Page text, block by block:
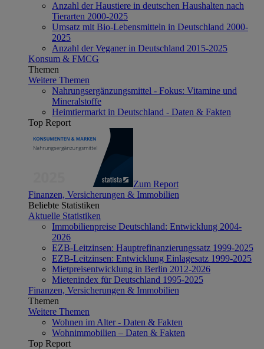
Anzahl der Haustiere in deutschen Haushalten nach
Tierarten 2000-2025
Umsatz mit Bio-Lebensmitteln in Deutschland 2000-
2025
Anzahl der Veganer in Deutschland 2015-2025
Konsum & FMCG
Themen
Weitere Themen
Nahrungsergänzungsmittel - Fokus: Vitamine und
Mineralstoffe
Heimtiermarkt in Deutschland - Daten & Fakten
Top Report
Zum Report
Finanzen, Versicherungen & Immobilien
Beliebte Statistiken
Aktuelle Statistiken
Immobilienpreise Deutschland: Entwicklung 2004-
2026
EZB-Leitzinsen: Hauptrefinanzierungssatz 1999-2025
EZB-Leitzinsen: Entwicklung Einlagesatz 1999-2025
Mietpreisentwicklung in Berlin 2012-2026
Mietenindex für Deutschland 1995-2025
Finanzen, Versicherungen & Immobilien
Themen
Weitere Themen
Wohnen im Alter - Daten & Fakten
Wohnimmobilien – Daten & Fakten
Top Report